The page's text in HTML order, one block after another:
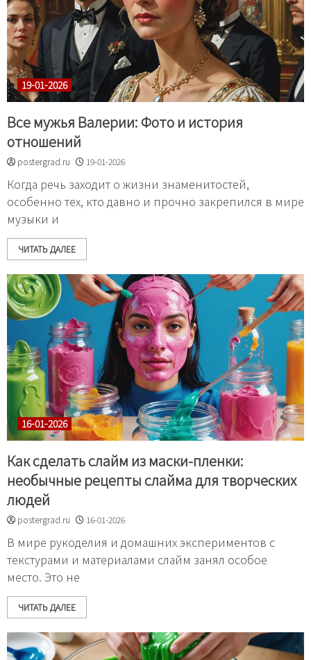
19-01-2026
Все мужья Валерии: Фото и история
отношений
postergrad.ru 19-01-2026
Когда речь заходит о жизни знаменитостей,
особенно тех, кто давно и прочно закрепился в мире
музыки и
ЧИТАТЬ ДАЛЕЕ
16-01-2026
Как сделать слайм из маски-пленки:
необычные рецепты слайма для творческих
людей
postergrad.ru 16-01-2026
В мире рукоделия и домашних экспериментов с
текстурами и материалами слайм занял особое
место. Это не
ЧИТАТЬ ДАЛЕЕ